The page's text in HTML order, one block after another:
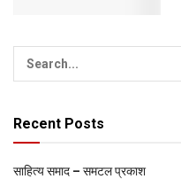
Recent Posts
साहित्य समाद – समटल प्रकाश